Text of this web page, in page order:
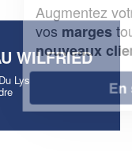
WILFRIED
Lys
d'affaireset
gagnant de
plus